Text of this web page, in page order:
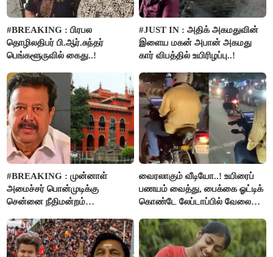
#BREAKING : பிரபல
தொழிலதிபர் பி.ஆர்.சுந்தர்
பெங்களூருவில் கைது..!
#JUST IN : அதிக் அகமதுவின்
இளைய மகன் அபான் அகமது
கார் விபத்தில் உயிரிழப்பு..!
#BREAKING : முன்னாள்
அமைச்சர் பொன்முடிக்கு
சென்னை நீதிமன்றம்
வைரலாகும் வீடியோ..! உயிரைப்
பணயம் வைத்து, பைக்கை ஓட்டிக்
கொண்டே லேப்டாப்பில் வேலை